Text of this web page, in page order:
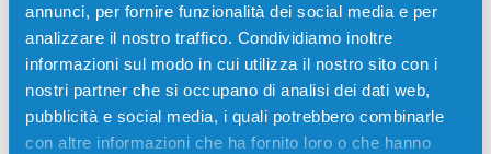
annunci, per fornire funzionalità dei social media e per
analizzare il nostro traffico. Condividiamo inoltre
informazioni sul modo in cui utilizza il nostro sito con i
nostri partner che si occupano di analisi dei dati web,
pubblicità e social media, i quali potrebbero combinarle
con altre informazioni che ha fornito loro o che hanno
49,00€
CONSEGNA IN 24/48 ORE
Aggiungi al carrello